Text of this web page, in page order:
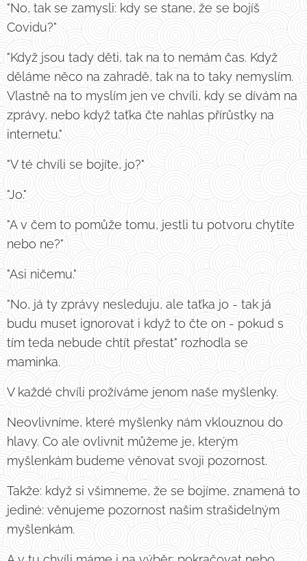
"No, tak se zamysli: kdy se stane, že se bojíš
Covidu?"
"Když jsou tady děti, tak na to nemám čas. Když
děláme něco na zahradě, tak na to taky nemyslím.
Vlastně na to myslím jen ve chvíli, kdy se dívám na
zprávy, nebo když taťka čte nahlas přírůstky na
internetu."
"V té chvíli se bojíte, jo?"
"Jo."
"A v čem to pomůže tomu, jestli tu potvoru chytíte
nebo ne?"
"Asi ničemu."
"No, já ty zprávy nesleduju, ale taťka jo - tak já
budu muset ignorovat i když to čte on - pokud s
tím teda nebude chtít přestat" rozhodla se
maminka.
V každé chvíli prožíváme jenom naše myšlenky.
Neovlivníme, které myšlenky nám vklouznou do
hlavy. Co ale ovlivnit můžeme je, kterým
myšlenkám budeme věnovat svoji pozornost.
Takže: když si všimneme, že se bojíme, znamená to
jediné: věnujeme pozornost našim strašidelným
myšlenkám.